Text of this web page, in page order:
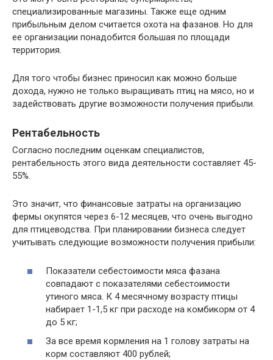
специализированные магазины. Также еще одним
прибыльным делом считается охота на фазанов. Но для
ее организации понадобится большая по площади
территория.
Для того чтобы бизнес приносил как можно больше
дохода, нужно не только выращивать птиц на мясо, но и
задействовать другие возможности получения прибыли.
Рентабельность
Согласно последним оценкам специалистов,
рентабельность этого вида деятельности составляет 45-
55%.
Это значит, что финансовые затраты на организацию
фермы окупятся через 6-12 месяцев, что очень выгодно
для птицеводства. При планировании бизнеса следует
учитывать следующие возможности получения прибыли:
Показатели себестоимости мяса фазана
совпадают с показателями себестоимости
утиного мяса. К 4 месячному возрасту птицы
набирает 1-1,5 кг при расходе на комбикорм от 4
до 5 кг;
За все время кормления на 1 голову затраты на
корм составляют 400 рублей;